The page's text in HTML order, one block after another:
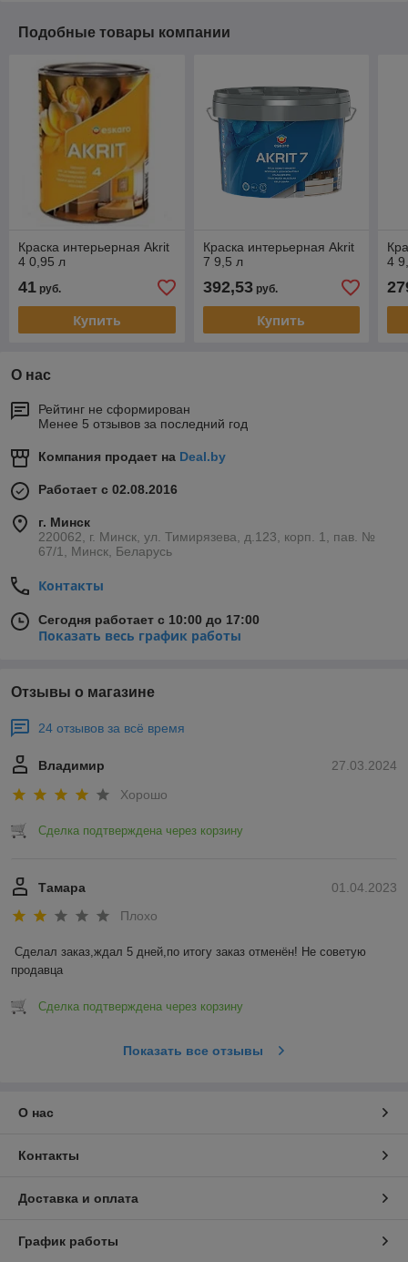
Подобные товары компании
Краска интерьерная Akrit
4 0,95 л
41 руб.
Купить
Краска интерьерная Akrit
7 9,5 л
392,53руб.
Купить
4
О нас
Рейтинг не сформирован
Менее 5 отзывов за последний год
Компания продает на Deal.by
Работает с 02.08.2016
г. Минск
220062, г. Минск, ул. Тимирязева, д.123, корп. 1, пав. №
67/1, Минск, Беларусь
Контакты
Сегодня работает с 10:00 до 17:00
Показать весь график работы
Отзывы о магазине
24 отзывов за всё время
27.03.2024
Владимир
Хорошо
Сделка подтверждена через корзину
01.04.2023
Тамара
Плохо
Сделал заказ,ждал 5 дней,по итогу заказ отменён! Не советую
продавца
Сделка подтверждена через корзину
Показать все отзывы
О нас
Контакты
Доставка и оплата
График работы